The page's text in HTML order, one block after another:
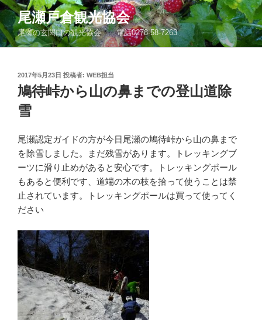
コ
ン
テ
ン
尾瀬戸倉観光協会
尾瀬の玄関口の観光協会 電話0278-58-7263
投
稿
日:
2017年5月23日 投稿者: WEB担当
鳩待峠から山の鼻までの登山道除
雪
尾瀬認定ガイドの方が今日尾瀬の鳩待峠から山の鼻まで
を除雪しました。まだ残雪があります。トレッキングブ
ーツに滑り止めがあると安心です。トレッキングポール
もあると便利です、道端の木の枝を拾って使うことは禁
止されています。トレッキングポールは買って使ってく
ださい